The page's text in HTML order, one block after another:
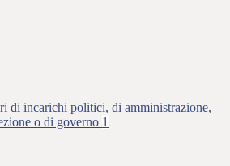
di incarichi politici, di amministrazione,
o di governo 1